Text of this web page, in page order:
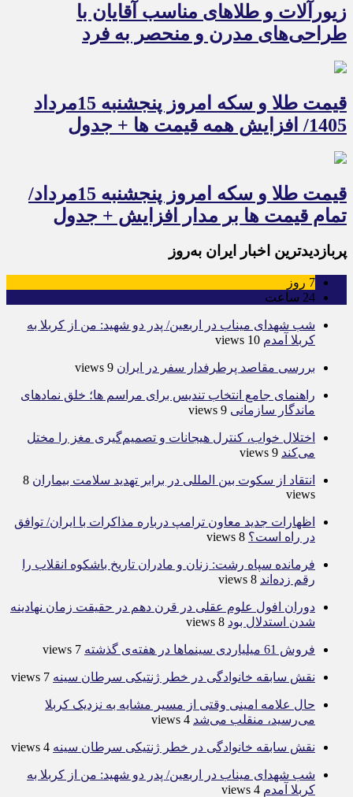
زیورآلات و طلاهای مناسب آقایان با
طراحی‌های مدرن و منحصر به فرد
قیمت طلا و سکه امروز پنجشنبه 15مرداد
1405/ افزایش همه قیمت ها + جدول
قیمت طلا و سکه امروز پنجشنبه 15مرداد/
تمام قیمت ها بر مدار افزایش + جدول
پربازدیدترین اخبار ایران به‌روز
7 روز
24 ساعت
شب شهدای میناب در اربعین/ پدر دو شهید: من از کربلا به
کربلا آمدم 10 views
بررسی مقاصد پرطرفدار سفر در ایران 9 views
راهنمای جامع انتخاب تندیس برای مراسم ها؛ خلق نمادهای
ماندگار سازمانی 9 views
اختلال خواب، کنترل هیجانات و تصمیم‌گیری مغز را مختل
می‌کند 9 views
انتقاد از سکوت بین المللی در برابر تهدید سلامت بیماران 8
views
اظهارات جدید معاون ترامپ درباره مذاکرات با ایران/ توافق
در راه است؟ 8 views
فرمانده سپاه رشت: زنان و مادران تاریخ باشکوه انقلاب را
رقم زده‌اند 8 views
دوران افول علوم عقلی در قرن دهم در حقیقت زمان نهادینه
شدن استدلال بود 8 views
فروش 61 میلیاردی سینماها در هفته‌ی گذشته 7 views
نقش سابقه خانوادگی در خطر ژنتیکی سرطان سینه 7 views
حال علامه امینی وقتی از مسیر مشایه به نزدیک کربلا
می‌رسید، منقلب می‌شد 4 views
نقش سابقه خانوادگی در خطر ژنتیکی سرطان سینه 4 views
شب شهدای میناب در اربعین/ پدر دو شهید: من از کربلا به
کربلا آمدم 4 views